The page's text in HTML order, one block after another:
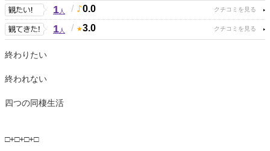
1人 / 0.0
1人 / 3.0
終わりたい
終われない
四つの同棲生活
□+□+□+□